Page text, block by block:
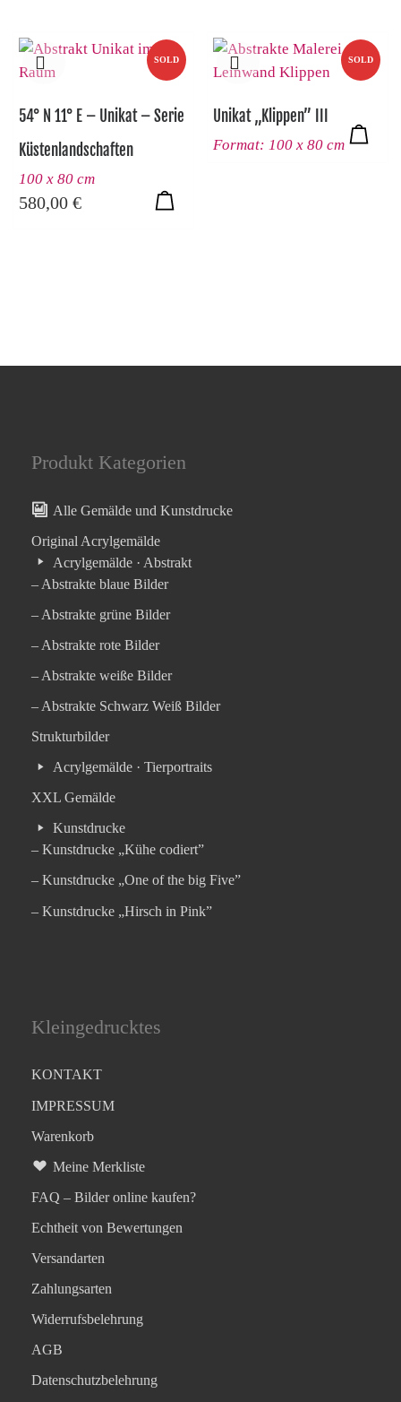
SOLD
54° N 11° E – Unikat – Serie
Küstenlandschaften
100 x 80 cm
580,00 €
SOLD
Unikat „Klippen” III
Format: 100 x 80 cm
Produkt Kategorien
Alle Gemälde und Kunstdrucke
Original Acrylgemälde
Acrylgemälde · Abstrakt
– Abstrakte blaue Bilder
– Abstrakte grüne Bilder
– Abstrakte rote Bilder
– Abstrakte weiße Bilder
– Abstrakte Schwarz Weiß Bilder
Strukturbilder
Acrylgemälde · Tierportraits
XXL Gemälde
Kunstdrucke
– Kunstdrucke „Kühe codiert”
– Kunstdrucke „One of the big Five”
– Kunstdrucke „Hirsch in Pink”
Kleingedrucktes
KONTAKT
IMPRESSUM
Warenkorb
Meine Merkliste
FAQ – Bilder online kaufen?
Echtheit von Bewertungen
Versandarten
Zahlungsarten
Widerrufsbelehrung
AGB
Datenschutzbelehrung